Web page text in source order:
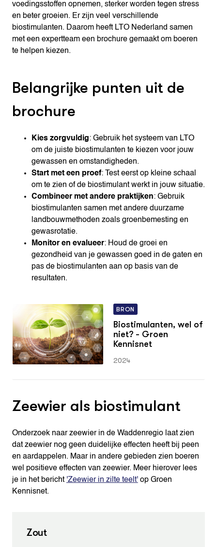
voedingsstoffen opnemen, sterker worden tegen stress
en beter groeien. Er zijn veel verschillende
biostimulanten. Daarom heeft LTO Nederland samen
met een expertteam een brochure gemaakt om boeren
te helpen kiezen.
Belangrijke punten uit de
brochure
Kies zorgvuldig: Gebruik het systeem van LTO
om de juiste biostimulanten te kiezen voor jouw
gewassen en omstandigheden.
Start met een proef: Test eerst op kleine schaal
om te zien of de biostimulant werkt in jouw situatie.
Combineer met andere praktijken: Gebruik
biostimulanten samen met andere duurzame
landbouwmethoden zoals groenbemesting en
gewasrotatie.
Monitor en evalueer: Houd de groei en
gezondheid van je gewassen goed in de gaten en
pas de biostimulanten aan op basis van de
resultaten.
BRON
Biostimulanten, wel of
niet? - Groen
Kennisnet
2024
Zeewier als biostimulant
Onderzoek naar zeewier in de Waddenregio laat zien
dat zeewier nog geen duidelijke effecten heeft bij peen
en aardappelen. Maar in andere gebieden zien boeren
wel positieve effecten van zeewier. Meer hierover lees
je in het bericht 'Zeewier in zilte teelt'op Groen
Kennisnet.
Zout